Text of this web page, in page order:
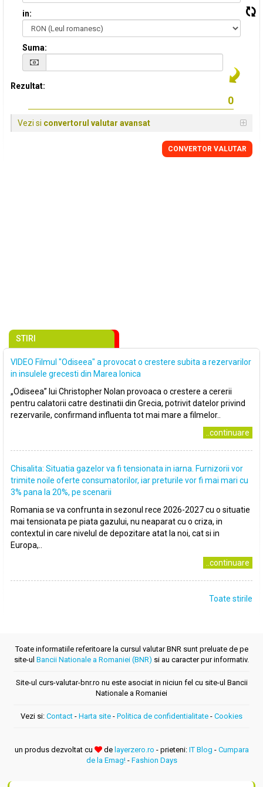
in:
Suma:
Rezultat:
Vezi si convertorul valutar avansat
CONVERTOR VALUTAR
STIRI
VIDEO Filmul "Odiseea" a provocat o crestere subita a rezervarilor
in insulele grecesti din Marea Ionica
„Odiseea” lui Christopher Nolan provoaca o crestere a cererii
pentru calatorii catre destinatii din Grecia, potrivit datelor privind
rezervarile, confirmand influenta tot mai mare a filmelor..
..continuare
Chisalita: Situatia gazelor va fi tensionata in iarna. Furnizorii vor
trimite noile oferte consumatorilor, iar preturile vor fi mai mari cu
3% pana la 20%, pe scenarii
Romania se va confrunta in sezonul rece 2026-2027 cu o situatie
mai tensionata pe piata gazului, nu neaparat cu o criza, in
contextul in care nivelul de depozitare atat la noi, cat si in
Europa,..
..continuare
Toate stirile
Toate informatiile referitoare la cursul valutar BNR sunt preluate de pe
site-ul Bancii Nationale a Romaniei (BNR) si au caracter pur informativ.
Site-ul curs-valutar-bnr.ro nu este asociat in niciun fel cu site-ul Bancii
Nationale a Romaniei
Vezi si: Contact - Harta site - Politica de confidentialitate - Cookies
un produs dezvoltat cu de layerzero.ro - prieteni: IT Blog - Cumpara
de la Emag!- Fashion Days